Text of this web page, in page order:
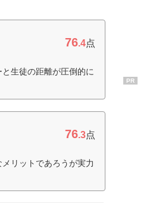
76.4点
生徒の距離が圧倒的に
76.3点
リットであろうが実力
PR